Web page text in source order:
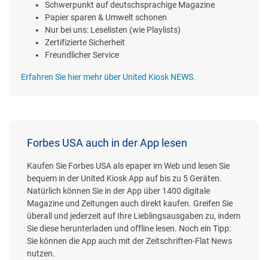
Schwerpunkt auf deutschsprachige Magazine
Papier sparen & Umwelt schonen
Nur bei uns: Leselisten (wie Playlists)
Zertifizierte Sicherheit
Freundlicher Service
Erfahren Sie hier mehr über United Kiosk NEWS.
Forbes USA auch in der App lesen
Kaufen Sie Forbes USA als epaper im Web und lesen Sie
bequem in der United Kiosk App auf bis zu 5 Geräten.
Natürlich können Sie in der App über 1400 digitale
Magazine und Zeitungen auch direkt kaufen. Greifen Sie
überall und jederzeit auf Ihre Lieblingsausgaben zu, indem
Sie diese herunterladen und offline lesen. Noch ein Tipp:
Sie können die App auch mit der Zeitschriften-Flat News
nutzen.